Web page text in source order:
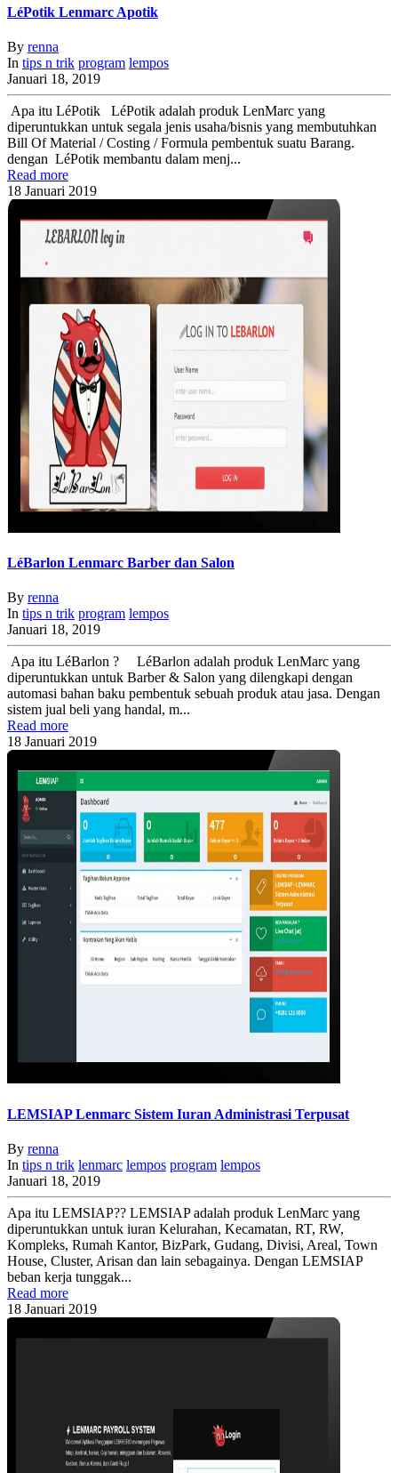
LéPotik Lenmarc Apotik
By renna
In tips n trik program lempos
Januari 18, 2019
Apa itu LéPotik LéPotik adalah produk LenMarc yang
diperuntukkan untuk segala jenis usaha/bisnis yang membutuhkan
Bill Of Material / Costing / Formula pembentuk suatu Barang.
dengan LéPotik membantu dalam menj...
Read more
18 Januari 2019
LéBarlon Lenmarc Barber dan Salon
By renna
In tips n trik program lempos
Januari 18, 2019
Apa itu LéBarlon ? LéBarlon adalah produk LenMarc yang
diperuntukkan untuk Barber & Salon yang dilengkapi dengan
automasi bahan baku pembentuk sebuah produk atau jasa. Dengan
sistem jual beli yang handal, m...
Read more
18 Januari 2019
LEMSIAP Lenmarc Sistem Iuran Administrasi Terpusat
By renna
In tips n trik lenmarc lempos program lempos
Januari 18, 2019
Apa itu LEMSIAP?? LEMSIAP adalah produk LenMarc yang
diperuntukkan untuk iuran Kelurahan, Kecamatan, RT, RW,
Kompleks, Rumah Kantor, BizPark, Gudang, Divisi, Areal, Town
House, Cluster, Arisan dan lain sebagainya. Dengan LEMSIAP
beban kerja tunggak...
Read more
18 Januari 2019